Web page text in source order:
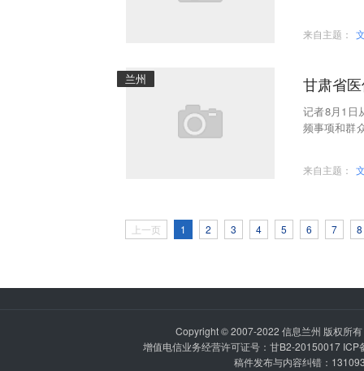
来自主题：
兰州 甘肃省
记者8月1日
频事项和群
来自主题：
上一页 1 2 3 4 5 6 7 8
Copyright © 2007-2022 信息兰州 版权所
增值电信业务经营许可证号：甘B2-20150017 ICP
稿件发布与内容纠错：